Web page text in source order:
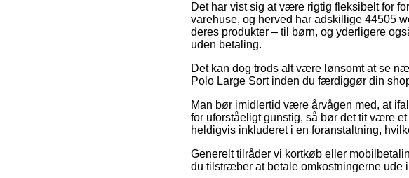
Det har vist sig at være rigtig fleksibelt for
varehuse, og herved har adskillige 44505
deres produkter – til børn, og yderligere
uden betaling.
Det kan dog trods alt være lønsomt at se
Polo Large Sort inden du færdiggør din
Man bør imidlertid være årvågen med, at
for uforståeligt gunstig, så bør det tit være
heldigvis inkluderet i en foranstaltning,
Generelt tilråder vi kortkøb eller
du tilstræber at betale omkostningerne ude